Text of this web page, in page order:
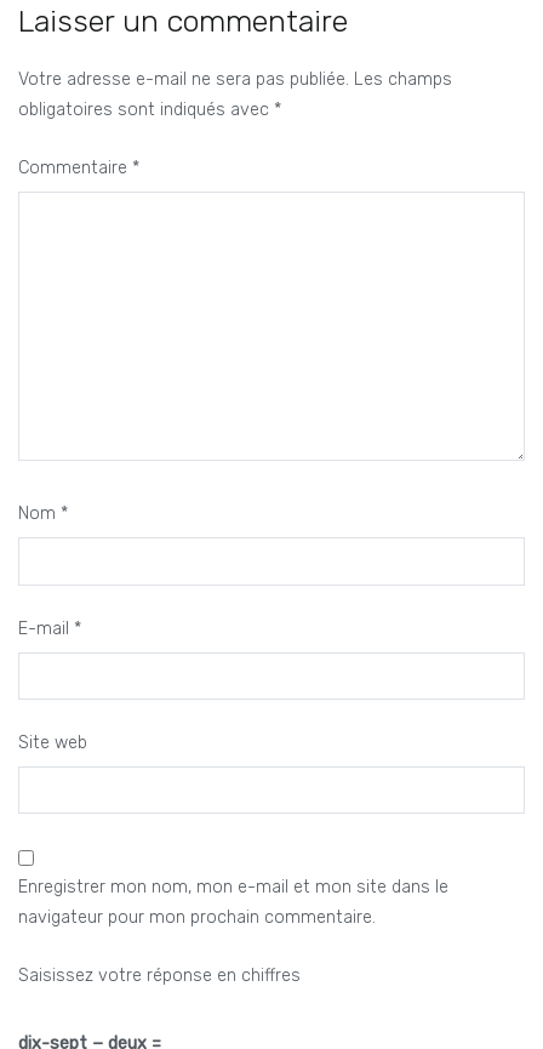
l’article
Laisser un commentaire
Votre adresse e-mail ne sera pas publiée. Les champs
obligatoires sont indiqués avec *
Commentaire *
Nom *
E-mail *
Site web
Enregistrer mon nom, mon e-mail et mon site dans le
navigateur pour mon prochain commentaire.
Saisissez votre réponse en chiffres
dix-sept − deux =